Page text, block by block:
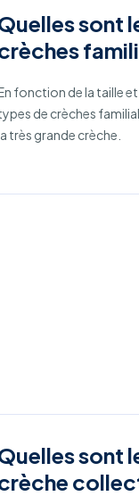
sont
fonction de la taille
de crèches
très grande crèche.
sont